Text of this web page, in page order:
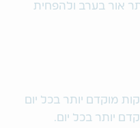
אור בערב ולהפחית
ללכת לישון 30-60 דקות מוקדם יותר בכל יום